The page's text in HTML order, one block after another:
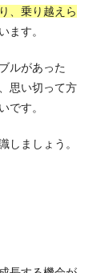
、乗り越えら
ます。
ルがあった
思い切って方
です。
しましょう。